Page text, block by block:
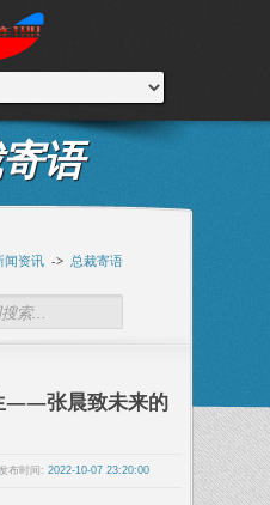
语
闻资讯 -> 总裁寄语
——张晨致未来的
布时间: 2022-10-07 23:20:00